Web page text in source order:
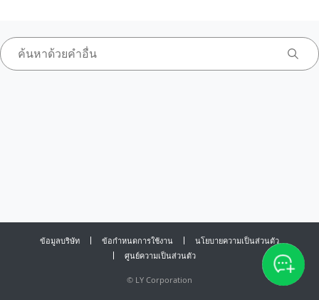
ข้อมูลบริษัท ข้อกำหนดการใช้งาน
นโยบายความเป็นส่วนตัว
ศูนย์ความเป็นส่วนตัว
© LY Corporation